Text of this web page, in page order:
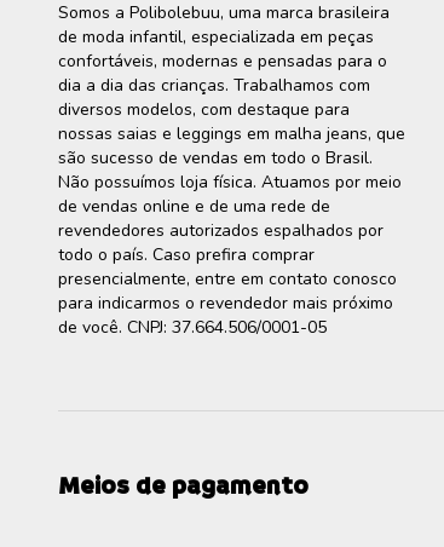
Somos a Polibolebuu, uma marca brasileira
de moda infantil, especializada em peças
confortáveis, modernas e pensadas para o
dia a dia das crianças. Trabalhamos com
diversos modelos, com destaque para
nossas saias e leggings em malha jeans, que
são sucesso de vendas em todo o Brasil.
Não possuímos loja física. Atuamos por meio
de vendas online e de uma rede de
revendedores autorizados espalhados por
todo o país. Caso prefira comprar
presencialmente, entre em contato conosco
para indicarmos o revendedor mais próximo
de você. CNPJ: 37.664.506/0001-05
Meios de pagamento